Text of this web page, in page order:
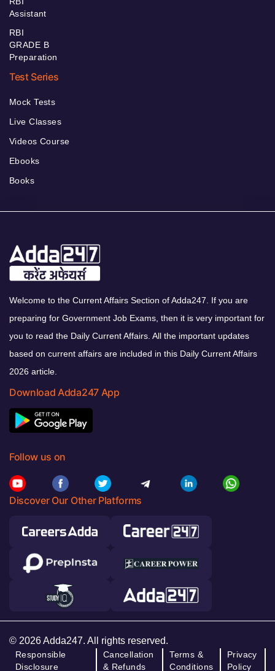
Assistant
RBI
GRADE B
Preparation
Test Series
Mock Tests
Live Classes
Videos Course
Ebooks
Books
Welcome to the Current Affairs Section of Adda247. If you are
preparing for Government Job Exams, then it is very important for
you to read the Daily Current Affairs. All the important updates
based on current affairs are included in this Daily Current Affairs
2026 article.
Download Adda247 App
Follow us on
Discover Our Other Platforms
© 2026 Adda247. All rights reserved.
Responsible
Disclosure
Cancellation
& Refunds
Terms &
Conditions
Privacy
Policy